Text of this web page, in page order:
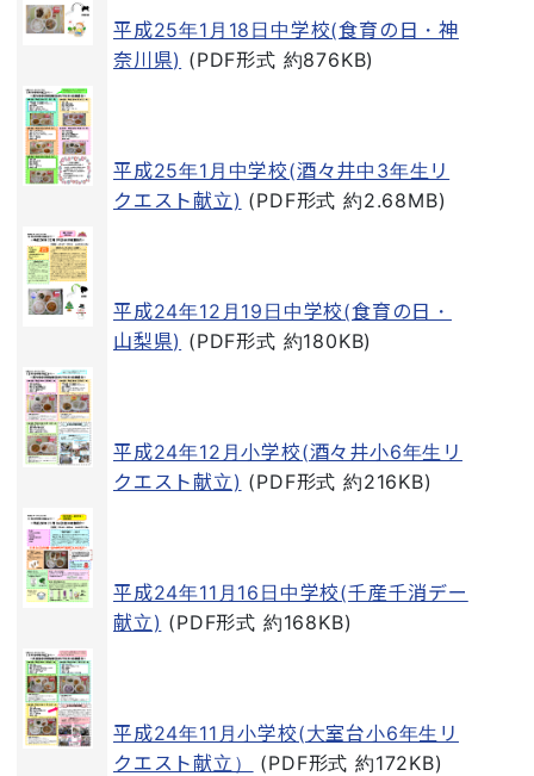
平成25年1月18日中学校(食育の日・神
奈川県) (PDF形式 約876KB)
平成25年1月中学校(酒々井中3年生リ
クエスト献立) (PDF形式 約2.68MB)
平成24年12月19日中学校(食育の日・
山梨県) (PDF形式 約180KB)
平成24年12月小学校(酒々井小6年生リ
クエスト献立) (PDF形式 約216KB)
平成24年11月16日中学校(千産千消デー
献立) (PDF形式 約168KB)
平成24年11月小学校(大室台小6年生リ
クエスト献立）
(PDF形式 約172KB)